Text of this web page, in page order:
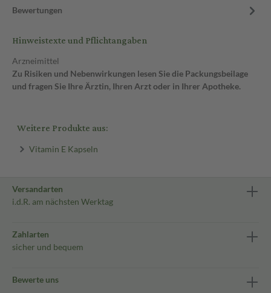
Bewertungen
Hinweistexte und Pflichtangaben
Arzneimittel
Zu Risiken und Nebenwirkungen lesen Sie die Packungsbeilage
und fragen Sie Ihre Ärztin, Ihren Arzt oder in Ihrer Apotheke.
Weitere Produkte aus:
Vitamin E Kapseln
Versandarten
i.d.R. am nächsten Werktag
Zahlarten
sicher und bequem
Bewerte uns